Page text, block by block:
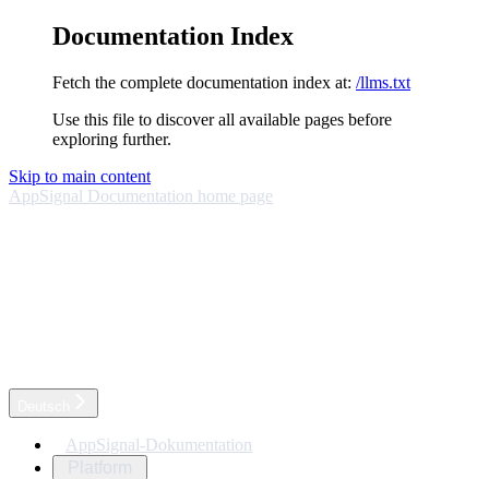
Documentation Index
Fetch the complete documentation index at: /llms.txt
Use this file to discover all available pages before
exploring further.
Skip to main content
AppSignal Documentation home page
AppSignal-Dokumentation